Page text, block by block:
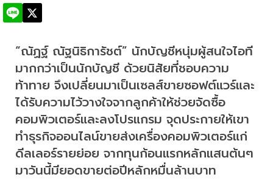
“ณัฏฐ์ ณัฐนิธิการัชต์” นักบัญชีหนุ่มผู้สนใจไอที
มากกว่าเป็นนักบัญชี ด้วยนิสัยที่ชอบความ
ท้าทาย จึงเปลี่ยนมาเป็นเซลส์ขายซอฟต์แวร์และ
ได้รับความไว้วางใจจากลูกค้าให้ช่วยจัดซื้อ
คอมพิวเตอร์และลงโปรแกรม จุดประกายให้เขา
ทำธุรกิจออนไลน์ขายส่งเครื่องคอมพิวเตอร์แก่
ดีลเลอร์รายย่อย จากทุนก้อนแรกหลักแสนต้นๆ
มาวันนี้มียอดขายต่อปีหลักหมื่นล้านบาท